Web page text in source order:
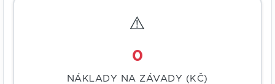
⚠️
0
NÁKLADY NA ZÁVADY (KČ)